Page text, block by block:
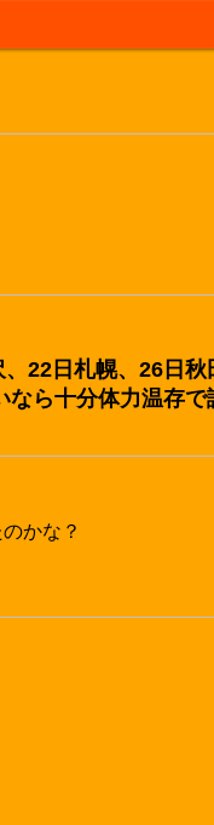
22日札幌、26日
ら十分体力温存
かな？